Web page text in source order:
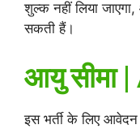
शुल्क नहीं लिया
सकती हैं।
आयु सीमा
इस भर्ती के लिए